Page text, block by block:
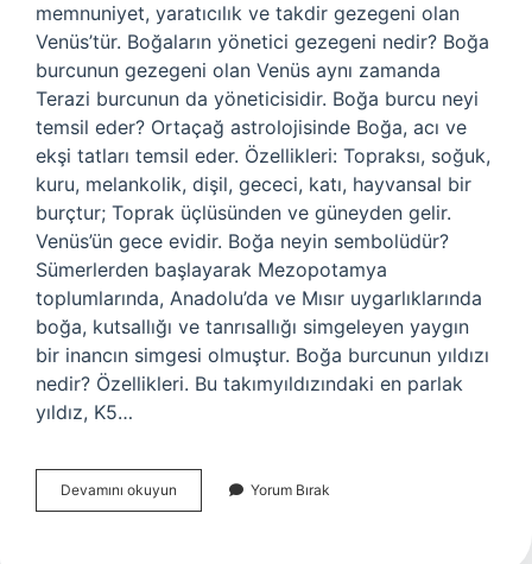
memnuniyet, yaratıcılık ve takdir gezegeni olan
Venüs’tür. Boğaların yönetici gezegeni nedir? Boğa
burcunun gezegeni olan Venüs aynı zamanda
Terazi burcunun da yöneticisidir. Boğa burcu neyi
temsil eder? Ortaçağ astrolojisinde Boğa, acı ve
ekşi tatları temsil eder. Özellikleri: Topraksı, soğuk,
kuru, melankolik, dişil, gececi, katı, hayvansal bir
burçtur; Toprak üçlüsünden ve güneyden gelir.
Venüs’ün gece evidir. Boğa neyin sembolüdür?
Sümerlerden başlayarak Mezopotamya
toplumlarında, Anadolu’da ve Mısır uygarlıklarında
boğa, kutsallığı ve tanrısallığı simgeleyen yaygın
bir inancın simgesi olmuştur. Boğa burcunun yıldızı
nedir? Özellikleri. Bu takımyıldızındaki en parlak
yıldız, K5…
Devamını okuyun
Hangi
Yorum Bırak